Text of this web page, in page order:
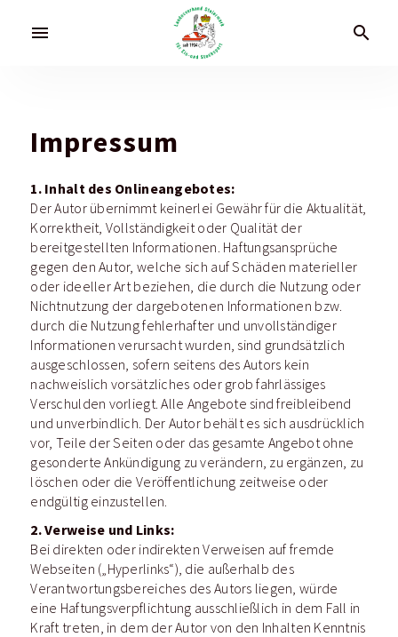
menu search
Impressum
1. Inhalt des Onlineangebotes:
Der Autor übernimmt keinerlei Gewähr für die Aktualität,
Korrektheit, Vollständigkeit oder Qualität der
bereitgestellten Informationen. Haftungsansprüche
gegen den Autor, welche sich auf Schäden materieller
oder ideeller Art beziehen, die durch die Nutzung oder
Nichtnutzung der dargebotenen Informationen bzw.
durch die Nutzung fehlerhafter und unvollständiger
Informationen verursacht wurden, sind grundsätzlich
ausgeschlossen, sofern seitens des Autors kein
nachweislich vorsätzliches oder grob fahrlässiges
Verschulden vorliegt. Alle Angebote sind freibleibend
und unverbindlich. Der Autor behält es sich ausdrücklich
vor, Teile der Seiten oder das gesamte Angebot ohne
gesonderte Ankündigung zu verändern, zu ergänzen, zu
löschen oder die Veröffentlichung zeitweise oder
endgültig einzustellen.
2. Verweise und Links:
Bei direkten oder indirekten Verweisen auf fremde
Webseiten („Hyperlinks“), die außerhalb des
Verantwortungsbereiches des Autors liegen, würde
eine Haftungsverpflichtung ausschließlich in dem Fall in
Kraft treten, in dem der Autor von den Inhalten Kenntnis